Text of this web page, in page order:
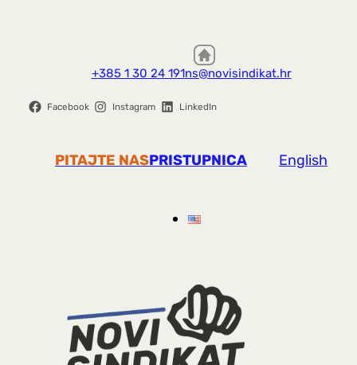
+385 1 30 24 191ns@novisindikat.hr
Facebook Instagram LinkedIn
PITAJTE NASPRISTUPNICA English